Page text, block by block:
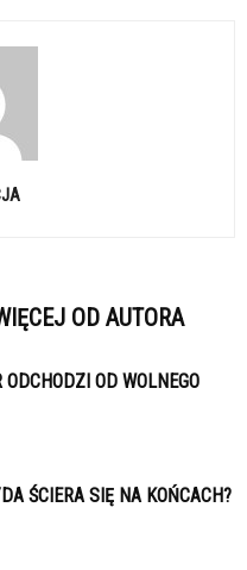
OD AUTORA
ODCHODZI OD WOLNEGO
ŚCIERA SIĘ NA KOŃCACH?